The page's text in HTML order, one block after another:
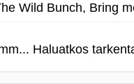
Wild Bunch, Bring
Haluatkos